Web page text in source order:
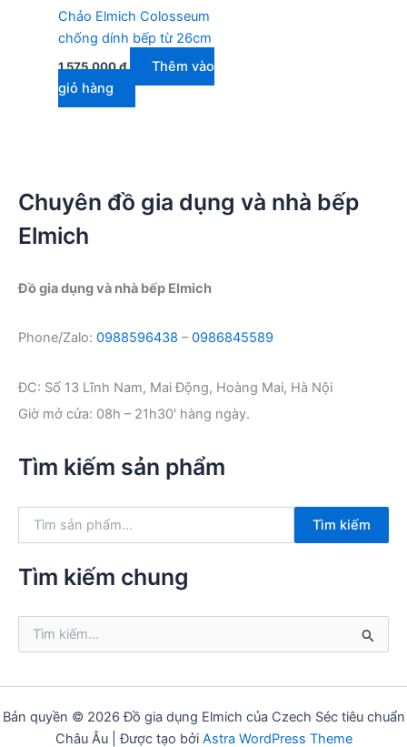
Chảo Elmich Colosseum
chống dính bếp từ 26cm
1.575.000₫
Thêm vào
giỏ hàng
Chuyên đồ gia dụng và nhà bếp
Elmich
Đồ gia dụng và nhà bếp Elmich
Phone/Zalo: 0988596438 –0986845589
ĐC: Số 13 Lĩnh Nam, Mai Động, Hoàng Mai, Hà Nội
Giờ mở cửa: 08h – 21h30′ hàng ngày.
Tìm kiếm sản phẩm
k
Tìm kiếm
Tìm kiếm chung
ế
Bản quyền © 2026 Đồ gia dụng Elmich của Czech Séc tiêu chuẩn
Châu Âu | Được tạo bởi Astra WordPress Theme